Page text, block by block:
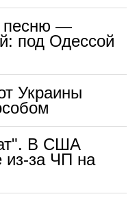
песню —
под Одессой
Украины
В США
из-за ЧП на